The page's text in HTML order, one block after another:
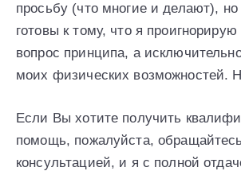
просьбу (что многие и делают), но
готовы к тому, что я
вопрос принципа, а
моих физических возможностей.
Если Вы хотите получить
помощь, пожалуйста,
консультацией, и я с полной